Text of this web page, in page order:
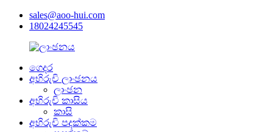
sales@aoo-hui.com
18024245545
ගෙදර
අභිරුචි ලාංඡනය
ලාංඡන
අභිරුචි කාසිය
කාසි
අභිරුචි පදක්කම